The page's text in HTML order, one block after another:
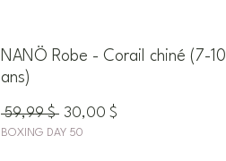
NANÖ Robe - Corail chiné (7-10
ans)
59,99 $ Prix
original
30,00 $
BOXING DAY 50